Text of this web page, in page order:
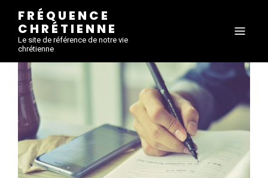
FRÉQUENCE
CHRÉTIENNE
Le site de référence de notre vie
chrétienne